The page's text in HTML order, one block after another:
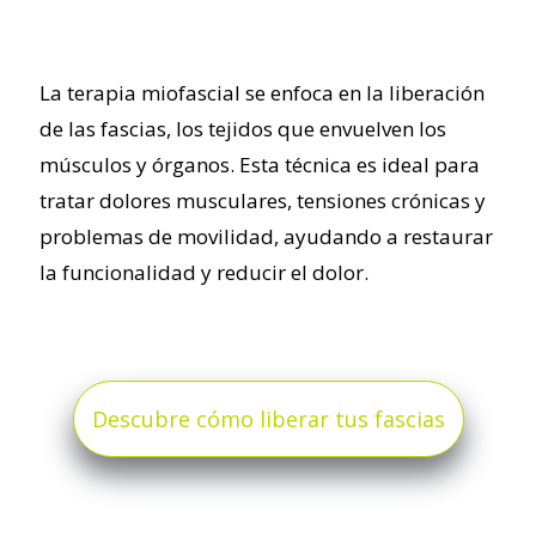
La terapia miofascial se enfoca en la liberación
de las fascias, los tejidos que envuelven los
músculos y órganos. Esta técnica es ideal para
tratar dolores musculares, tensiones crónicas y
problemas de movilidad, ayudando a restaurar
la funcionalidad y reducir el dolor.
Descubre cómo liberar tus fascias